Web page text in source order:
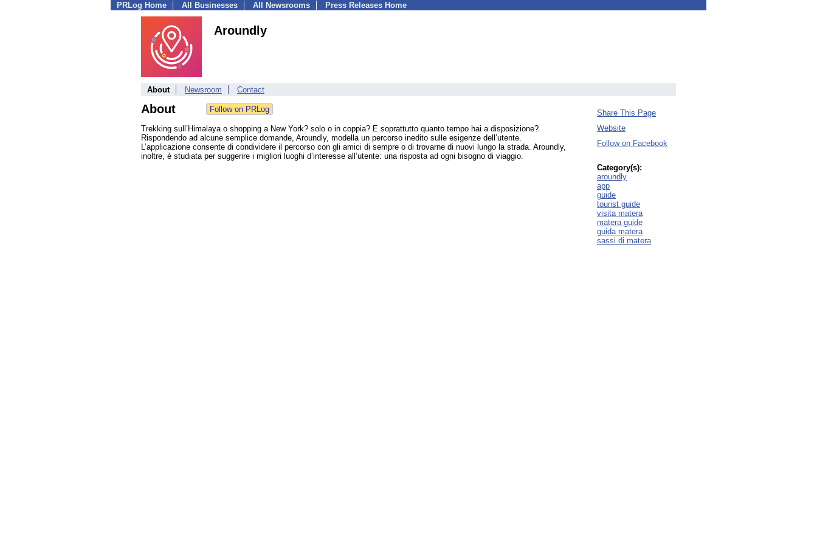
PRLog Home All Businesses All Newsrooms Press Releases Home
Aroundly
About Newsroom Contact
About
Trekking sull’Himalaya o shopping a New York? solo o in coppia? E soprattutto quanto tempo hai a disposizione?
Rispondendo ad alcune semplice domande, Aroundly, modella un percorso inedito sulle esigenze dell’utente.
L’applicazione consente di condividere il percorso con gli amici di sempre o di trovarne di nuovi lungo la strada. Aroundly,
inoltre, è studiata per suggerire i migliori luoghi d’interesse all’utente: una risposta ad ogni bisogno di viaggio.
Share This Page
Website
Follow on Facebook
Category(s):
aroundly
app
guide
tourist guide
visita matera
matera guide
guida matera
sassi di matera